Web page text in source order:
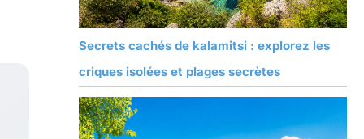
Secrets cachés de kalamitsi : explorez les
criques isolées et plages secrètes